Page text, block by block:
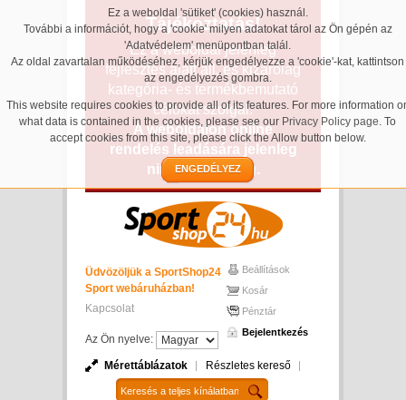
Ez a weboldal 'sütiket' (cookies) használ.
További a információt, hogy a 'cookie' milyen adatokat tárol az Ön gépén az
'Adatvédelem' menüpontban talál.
Az oldal zavartalan működéséhez, kérjük engedélyezze a 'cookie'-kat, kattintson
az engedélyezés gombra.
This website requires cookies to provide all of its features. For more information
what data is contained in the cookies, please see our Privacy Policy page. To
accept cookies from this site, please click the Allow button below.
ENGEDÉLYEZ
Tájékoztatás!
Ez a weboldal jelenleg
fejlesztés alatt áll, és kizárólag
kategória- és termékbemutató
célokat szolgál.
A weboldalon online
rendelés leadására jelenleg
nincs lehetőség.
Üdvözöljük a SportShop24
Sport webáruházban!
Kapcsolat
Az Ön nyelve:
Beállítások
Kosár
Pénztár
Bejelentkezés
Mérettáblázatok Részletes kereső